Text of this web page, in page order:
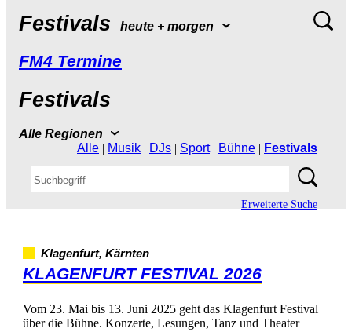
Festivals heute+morgen
FM4Termine
Festivals
AlleRegionen
Alle | Musik | DJs | Sport| Bühne | Festivals
ErweiterteSuche
Klagenfurt,Kärnten
KLAGENFURTFESTIVAL2026
Vom23.Maibis13.Juni2025gehtdasKlagenfurtFestival
überdieBühne.Konzerte,Lesungen,TanzundTheater